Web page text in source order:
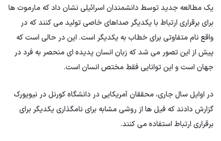
یک مطالعه جدید توسط دانشمندان اسرائیلی نشان داد که مارموت ها
برای برقراری ارتباط با یکدیگر صداهای خاصی تولید می کنند که در
واقع نام متفاوتی برای خطاب به یکدیگر است. این در حالی است که
پیش از این تصور می شد که زبان انسان پدیده ای منحصر به فرد در
جهان است و این توانایی فقط مختص انسان است.
در اوایل سال جاری، محققان آمریکایی در دانشگاه کورنل در نیویورک
گزارش دادند که فیل ها از روشی مشابه برای نامگذاری یکدیگر برای
برقراری ارتباط استفاده می کنند.